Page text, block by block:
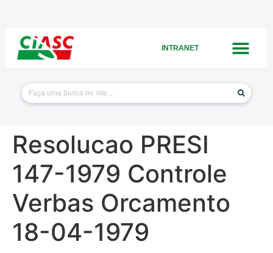
INTRANET
Resolucao PRESI
147-1979 Controle
Verbas Orcamento
18-04-1979